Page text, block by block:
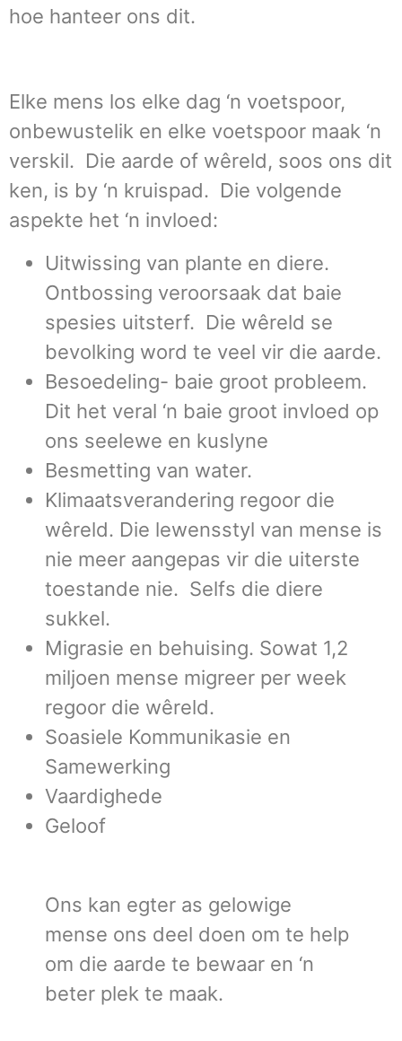
hoe hanteer ons dit.
Elke mens los elke dag ‘n voetspoor,
onbewustelik en elke voetspoor maak ‘n
verskil. Die aarde of wêreld, soos ons dit
ken, is by ‘n kruispad. Die volgende
aspekte het ‘n invloed:
Uitwissing van plante en diere.
Ontbossing veroorsaak dat baie
spesies uitsterf. Die wêreld se
bevolking word te veel vir die aarde.
Besoedeling- baie groot probleem.
Dit het veral ‘n baie groot invloed op
ons seelewe en kuslyne
Besmetting van water.
Klimaatsverandering regoor die
wêreld. Die lewensstyl van mense is
nie meer aangepas vir die uiterste
toestande nie. Selfs die diere
sukkel.
Migrasie en behuising. Sowat 1,2
miljoen mense migreer per week
regoor die wêreld.
Soasiele Kommunikasie en
Samewerking
Vaardighede
Geloof
Ons kan egter as gelowige
mense ons deel doen om te help
om die aarde te bewaar en ‘n
beter plek te maak.